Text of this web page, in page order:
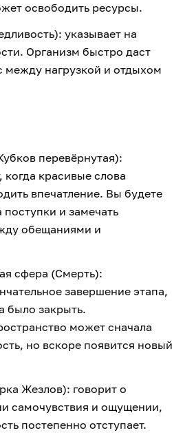
освободить ресурсы.
указывает на
Организм быстро даст
между нагрузкой и отдыхом
перевёрнутая):
красивые слова
впечатление. Вы будете
и замечать
обещаниями и
сфера (Смерть):
завершение этапа,
было закрыть.
может сначала
но вскоре появится новый
Жезлов): говорит о
самочувствия и ощущении,
постепенно отступает.